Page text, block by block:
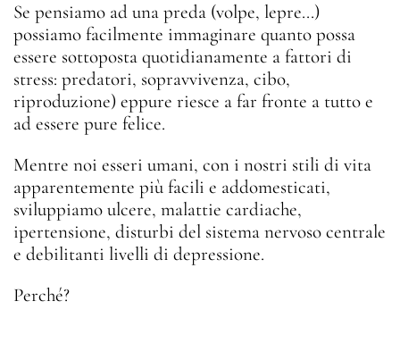
Se pensiamo ad una preda (volpe, lepre...)
possiamo facilmente immaginare quanto possa
essere sottoposta quotidianamente a fattori di
stress: predatori, sopravvivenza, cibo,
riproduzione) eppure riesce a far fronte a tutto e
ad essere pure felice.
Mentre noi esseri umani, con i nostri stili di vita
apparentemente più facili e addomesticati,
sviluppiamo ulcere, malattie cardiache,
ipertensione, disturbi del sistema nervoso centrale
e debilitanti livelli di depressione.
Perché?